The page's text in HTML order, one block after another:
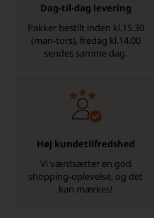
Dag-til-dag levering
Pakker bestilt inden kl.15.30
(man-tors), fredag kl.14.00
sendes samme dag.
Høj kundetilfredshed
Vi værdsætter en god
shopping-oplevelse, og det
kan mærkes!